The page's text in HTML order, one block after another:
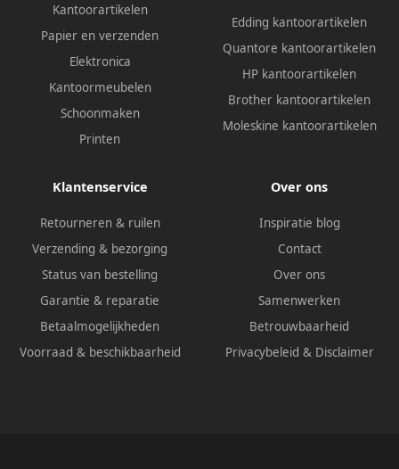
Kantoorartikelen
Papier en verzenden
Elektronica
Kantoormeubelen
Schoonmaken
Printen
Edding kantoorartikelen
Quantore kantoorartikelen
HP kantoorartikelen
Brother kantoorartikelen
Moleskine kantoorartikelen
Klantenservice
Retourneren & ruilen
Verzending & bezorging
Status van bestelling
Garantie & reparatie
Betaalmogelijkheden
Voorraad & beschikbaarheid
Over ons
Inspiratie blog
Contact
Over ons
Samenwerken
Betrouwbaarheid
Privacybeleid & Disclaimer